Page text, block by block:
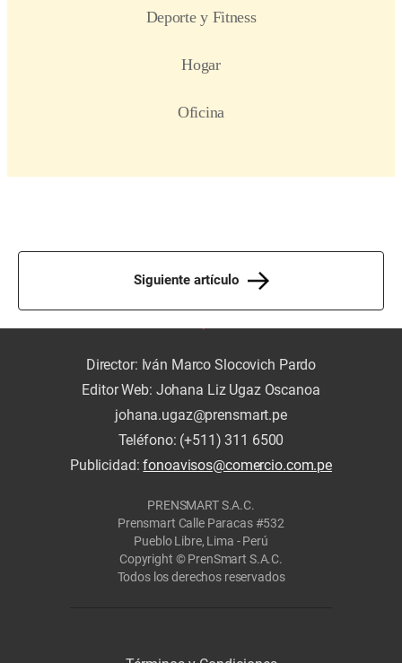
Siguiente artículo
Director: Iván Marco Slocovich Pardo
Editor Web: Johana Liz Ugaz Oscanoa
johana.ugaz@prensmart.pe
Teléfono: (+511) 311 6500
Publicidad:fonoavisos@comercio.com.pe
PRENSMART S.A.C.
Prensmart Calle Paracas #532
Pueblo Libre, Lima - Perú
Copyright © PrenSmart S.A.C.
Todos los derechos reservados